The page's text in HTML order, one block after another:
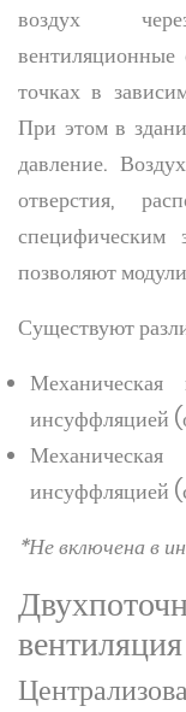
воздух
вентиляционные
точках в
При этом в
давление.
отверстия,
специфическим
позволяют
Существуют
Механическая
инсуффляцией
инсуффляцией
*Не включена в
вентиляция